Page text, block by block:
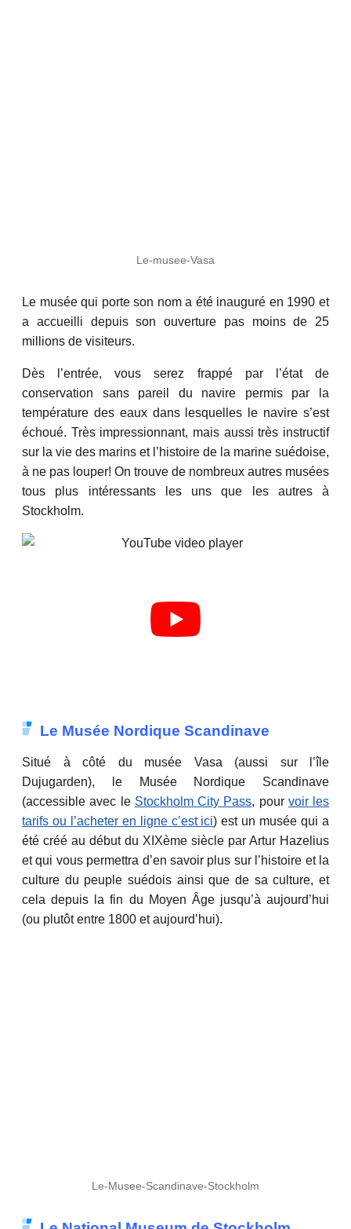
Le-musee-Vasa
Le musée qui porte son nom a été inauguré en 1990 et
a accueilli depuis son ouverture pas moins de 25
millions de visiteurs.
Dès l’entrée, vous serez frappé par l’état de
conservation sans pareil du navire permis par la
température des eaux dans lesquelles le navire s’est
échoué. Très impressionnant, mais aussi très instructif
sur la vie des marins et l’histoire de la marine suédoise,
à ne pas louper! On trouve de nombreux autres musées
tous plus intéressants les uns que les autres à
Stockholm.
Le Musée Nordique Scandinave
Situé à côté du musée Vasa (aussi sur l’île
Dujugarden), le Musée Nordique Scandinave
(accessible avec le Stockholm City Pass, pour voir les
tarifs ou l’acheter en ligne c’est ici) est un musée qui a
été créé au début du XIXème siècle par Artur Hazelius
et qui vous permettra d’en savoir plus sur l’histoire et la
culture du peuple suédois ainsi que de sa culture, et
cela depuis la fin du Moyen Âge jusqu’à aujourd’hui
(ou plutôt entre 1800 et aujourd’hui).
Le-Musee-Scandinave-Stockholm